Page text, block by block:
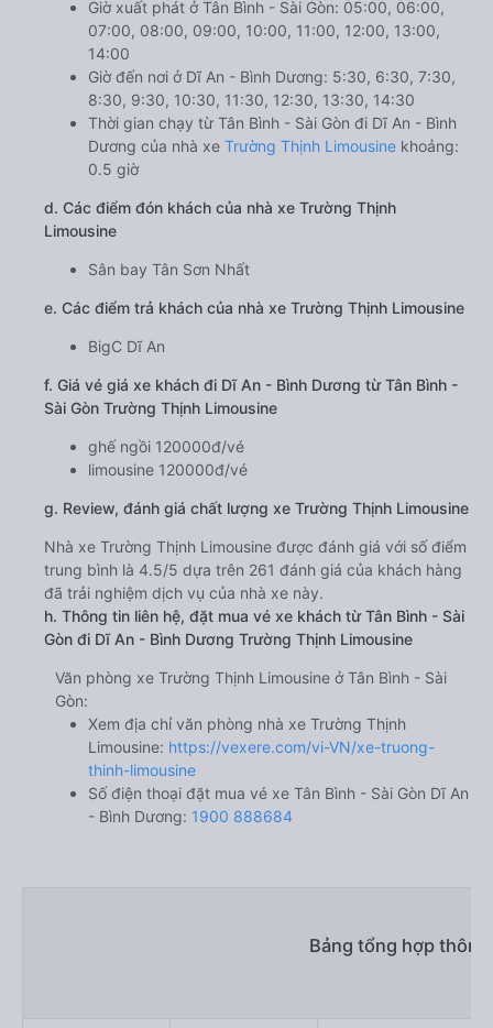
Giờ xuất phát ở Tân Bình - Sài Gòn: 05:00, 06:00,
07:00, 08:00, 09:00, 10:00, 11:00, 12:00, 13:00,
14:00
Giờ đến nơi ở Dĩ An - Bình Dương: 5:30, 6:30, 7:30,
8:30, 9:30, 10:30, 11:30, 12:30, 13:30, 14:30
Thời gian chạy từ Tân Bình - Sài Gòn đi Dĩ An - Bình
Dương của nhà xe Trường Thịnh Limousine khoảng:
0.5 giờ
d. Các điểm đón khách của nhà xe Trường Thịnh
Limousine
Sân bay Tân Sơn Nhất
e. Các điểm trả khách của nhà xe Trường Thịnh Limousine
BigC Dĩ An
f. Giá vé giá xe khách đi Dĩ An - Bình Dương từ Tân Bình -
Sài Gòn Trường Thịnh Limousine
ghế ngồi 120000đ/vé
limousine 120000đ/vé
g. Review, đánh giá chất lượng xe Trường Thịnh Limousine
Nhà xe Trường Thịnh Limousine được đánh giá với số điểm
trung bình là 4.5/5 dựa trên 261 đánh giá của khách hàng
đã trải nghiệm dịch vụ của nhà xe này.
h. Thông tin liên hệ, đặt mua vé xe khách từ Tân Bình - Sài
Gòn đi Dĩ An - Bình Dương Trường Thịnh Limousine
Văn phòng xe Trường Thịnh Limousine ở Tân Bình - Sài
Gòn:
Xem địa chỉ văn phòng nhà xe Trường Thịnh
Limousine: https://vexere.com/vi-VN/xe-truong-
thinh-limousine
Số điện thoại đặt mua vé xe Tân Bình - Sài Gòn Dĩ An
- Bình Dương: 1900 888684
Bảng tổng hợp